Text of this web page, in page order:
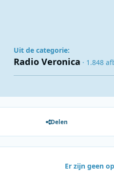
Uit de categorie:
Radio Veronica · 1.848
Delen
Er zijn geen